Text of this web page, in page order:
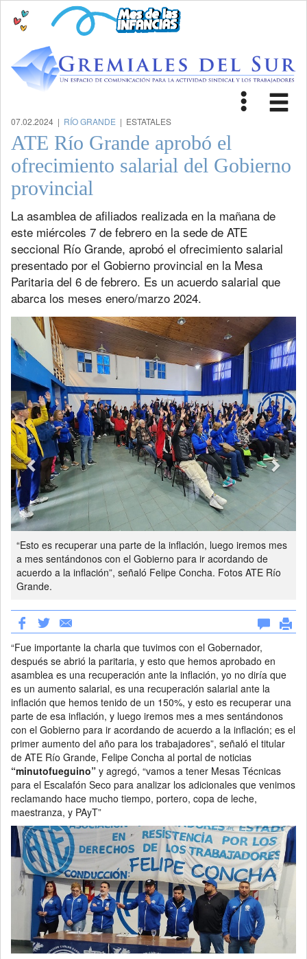
Toggle
07.02.2024 | RÍO GRANDE | ESTATALES
ATE Río Grande aprobó el
ofrecimiento salarial del Gobierno
provincial
La asamblea de afiliados realizada en la mañana de
este miércoles 7 de febrero en la sede de ATE
seccional Río Grande, aprobó el ofrecimiento salarial
presentado por el Gobierno provincial en la Mesa
Paritaria del 6 de febrero. Es un acuerdo salarial que
abarca los meses enero/marzo 2024.
“Esto es recuperar una parte de la inflación, luego iremos mes
a mes sentándonos con el Gobierno para ir acordando de
acuerdo a la inflación”, señaló Felipe Concha. Fotos ATE Río
Grande.
Previous Next
“Fue importante la charla que tuvimos con el Gobernador,
después se abrió la paritaria, y esto que hemos aprobado en
asamblea es una recuperación ante la inflación, yo no diría que
es un aumento salarial, es una recuperación salarial ante la
inflación que hemos tenido de un 150%, y esto es recuperar una
parte de esa inflación, y luego iremos mes a mes sentándonos
con el Gobierno para ir acordando de acuerdo a la inflación; es el
primer aumento del año para los trabajadores”, señaló el titular
de ATE Río Grande, Felipe Concha al portal de noticias
“minutofueguino” y agregó, “vamos a tener Mesas Técnicas
para el Escalafón Seco para analizar los adicionales que venimos
reclamando hace mucho tiempo, portero, copa de leche,
maestranza, y PAyT”